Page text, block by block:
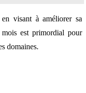
visant à améliorer sa
est primordial pour
domaines.